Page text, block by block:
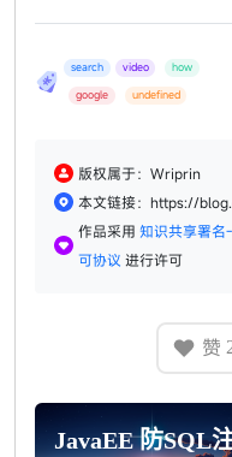
search video
how
google
undefined
版权属于：Wriprin
本文链接：https://
作品采用 知识共享署名
可协议 进行许可
赞
JavaEE 防SQL